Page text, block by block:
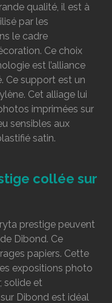
qualité, il est à
par les
le cadre
Ce choix
est l’alliance
Ce support est un
Cet alliage lui
imprimées sur
sensibles aux
satin.
collée sur
prestige peuvent
Dibond. Ce
papiers. Cette
expositions photo
solide et
Dibond est idéal